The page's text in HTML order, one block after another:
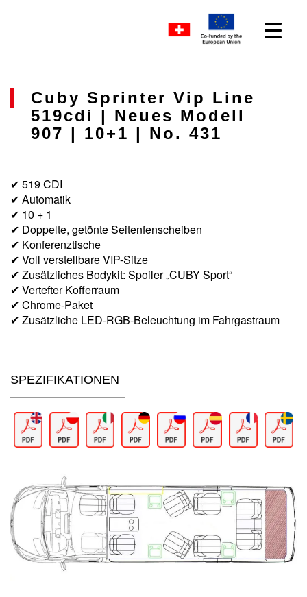
Cuby Sprinter Vip Line
519cdi | Neues Modell
907 | 10+1 | No. 431
✔ 519 CDI
✔ Automatik
✔ 10 + 1
✔ Doppelte, getönte Seitenfenscheiben
✔ Konferenztische
✔ Voll verstellbare VIP-Sitze
✔ Zusätzliches Bodykit: Spoiler „CUBY Sport“
✔ Vertefter Kofferraum
✔ Chrome-Paket
✔ Zusätzliche LED-RGB-Beleuchtung im Fahrgastraum
SPEZIFIKATIONEN